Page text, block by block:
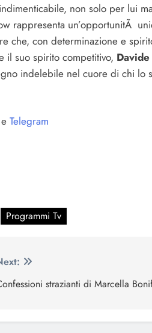
non solo per lui
rappresenta un’opportunitÃ
che, con determinazione e
il suo spirito competitivo,
indelebile nel cuore di chi lo
Telegram
Programmi Tv
strazianti di Marcella